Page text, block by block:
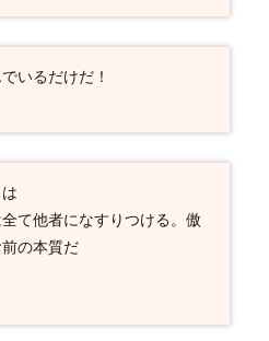
いるだけだ！
て他者になすりつける。傲
の本質だ